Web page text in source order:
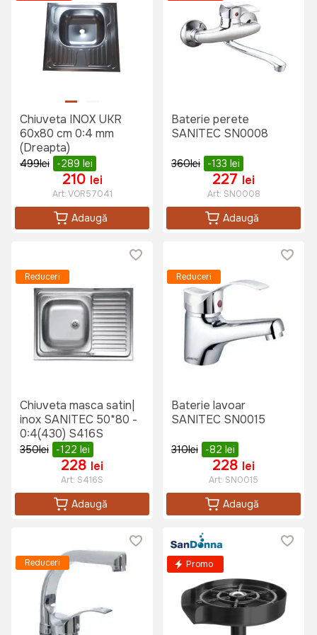
Chiuveta INOX UKR
60x80 cm 0:4 mm
(Dreapta)
499lei -289 lei
210 lei
Art:VOR57041
Adaugă
Baterie perete
SANITEC SN0008
360lei -133 lei
227 lei
Art: SN0008
Adaugă
Reduceri
Chiuveta masca satin|
inox SANITEC 50*80 -
0:4(430) S416S
350lei -122 lei
228 lei
Art: S416S
Adaugă
Reduceri
Baterie lavoar
SANITEC SN0015
310lei -82 lei
228 lei
Art: SN0015
Adaugă
Reduceri Promo